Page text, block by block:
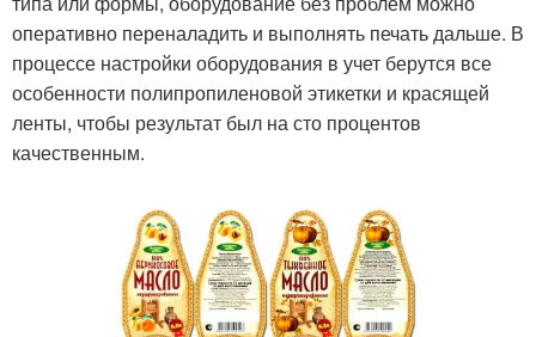
оперативно переналадить и выполнять печать дальше. В
процессе настройки оборудования в учет берутся все
особенности полипропиленовой этикетки и красящей
ленты, чтобы результат был на сто процентов
качественным.